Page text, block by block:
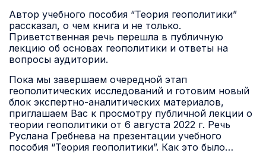
Автор учебного пособия “Теория геополитики”
рассказал, о чем книга и не только.
Приветственная речь перешла в публичную
лекцию об основах геополитики и ответы на
вопросы аудитории.
Пока мы завершаем очередной этап
геополитических исследований и готовим новый
блок экспертно-аналитических материалов,
приглашаем Вас к просмотру публичной лекции о
теории геополитики от 6 августа 2022 г. Речь
Руслана Гребнева на презентации учебного
пособия “Теория геополитики”. Как это было…